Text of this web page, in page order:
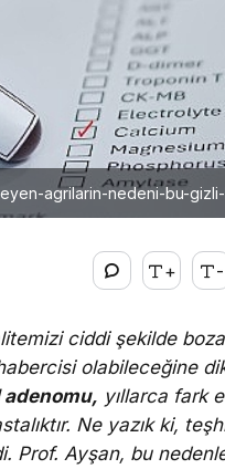
agrilarin-nedeni-bu-
+ -
ciddi şekilde
olabileceğine
yıllarca fark
Ne yazık ki,
Prof. Ayşan, bu